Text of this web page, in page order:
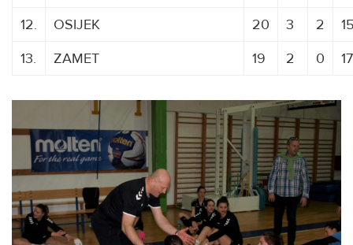
12.
OSIJEK 20 3 2
13.
ZAMET 19 2 0 17